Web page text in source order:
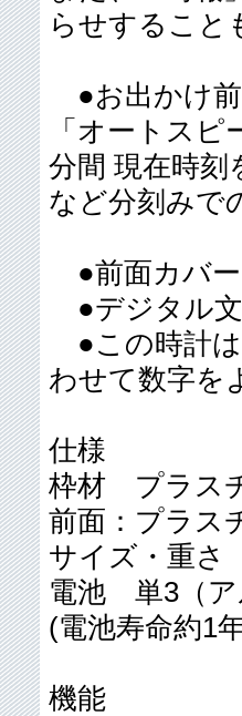
らせすること
●お出かけ
「オートス
分間 現在時刻
など分刻みで
●前面カバ
●デジタル
●この時計は
わせて数字を
仕様
枠材 プラ
前面：プラス
サイズ・重
電池 単3（
(電池寿命約
機能